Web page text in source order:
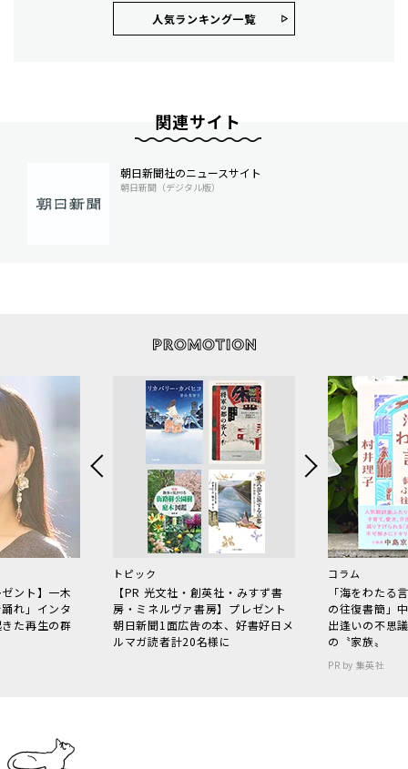
人気ランキング⼀覧
関連サイト
朝日新聞社のニュースサイト
朝日新聞（デジタル版）
ント】一木
れ」インタ
た再生の群
トピック
【PR 光文社・創英社・みすず書
房・ミネルヴァ書房】プレゼント
朝日新聞1面広告の本、好書好日メ
ルマガ読者計20名様に
コラム
「海をわた
の往復書簡」
出逢いの不思
の〝家族〟
PR by 集英社